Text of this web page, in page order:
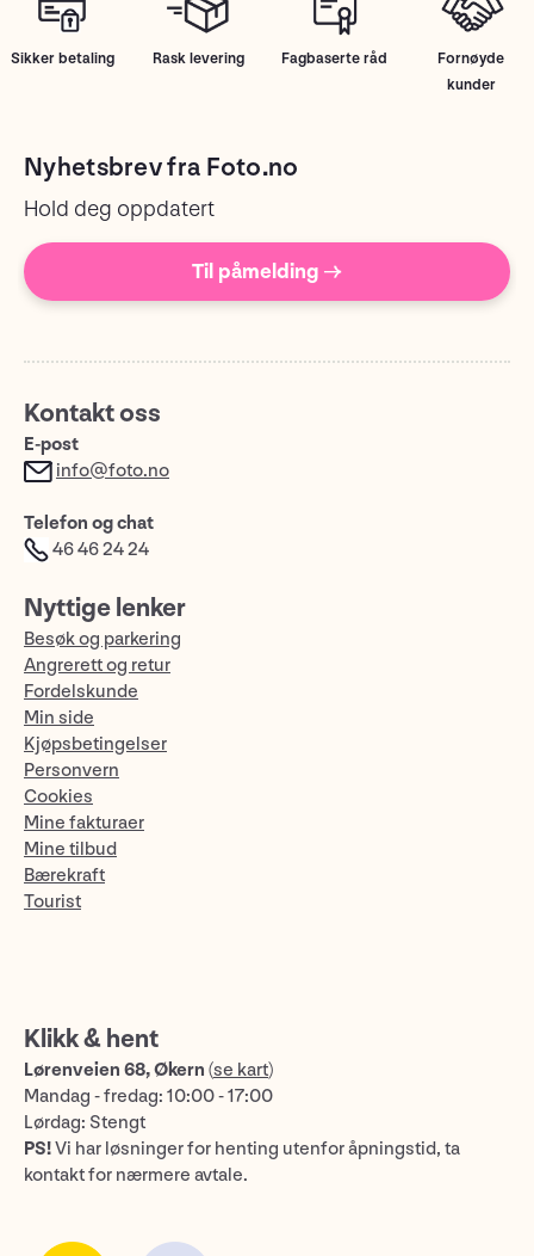
Sikker betaling Rask levering Fagbaserte råd
Fornøyde
kunder
Nyhetsbrev fra Foto.no
Hold deg oppdatert
Til påmelding →
Kontakt oss
E-post
info@foto.no
Telefon og chat
46 46 24 24
Nyttige lenker
Besøk og parkering
Angrerett og retur
Fordelskunde
Min side
Kjøpsbetingelser
Personvern
Cookies
Mine fakturaer
Mine tilbud
Bærekraft
Tourist
Klikk & hent
Lørenveien 68, Økern (se kart)
Mandag - fredag: 10:00 - 17:00
Lørdag: Stengt
PS!Vi har løsninger for henting utenfor åpningstid, ta
kontakt for nærmere avtale.